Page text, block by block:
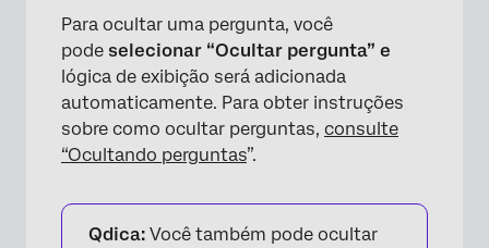
Para ocultar uma pergunta, você
pode selecionar “Ocultar pergunta” e
lógica de exibição será adicionada
automaticamente. Para obter instruções
sobre como ocultar perguntas, consulte
“Ocultando perguntas”.
Qdica: Você também pode ocultar